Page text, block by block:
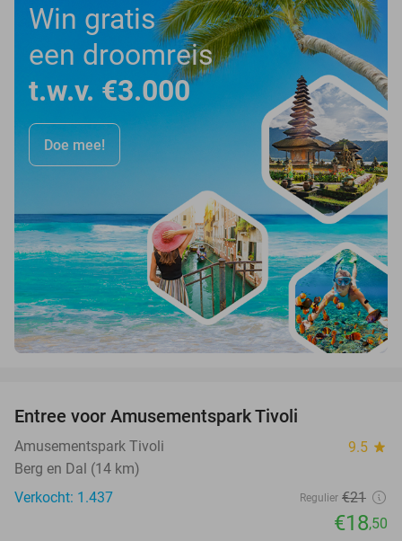
Win gratis
een droomreis
t.w.v. €3.000
Doe mee!
Entree voor Amusementspark Tivoli
Amusementspark Tivoli 9.5 star
Berg en Dal (14 km)
Verkocht: 1.437
Regulier €21
€18,50